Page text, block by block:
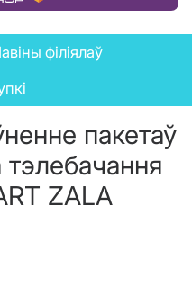
філіялаў
пакетаў
тэлебачання
ZALA